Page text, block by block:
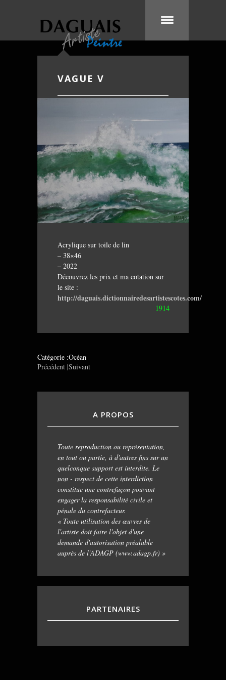
VAGUE V
Acrylique sur toile de lin
– 38×46
– 2022
Découvrez les prix et ma cotation sur
le site :
http://daguais.dictionnairedesartistescotes.com/
1914
Catégorie :Océan
Précédent |Suivant
A PROPOS
Toute reproduction ou représentation,
en tout ou partie, à d'autres fins sur un
quelconque support est interdite. Le
non - respect de cette interdiction
constitue une contrefaçon pouvant
engager la responsabilité civile et
pénale du contrefacteur.
« Toute utilisation des œuvres de
l'artiste doit faire l'objet d'une
demande d'autorisation préalable
auprès de l'ADAGP (www.adagp.fr) »
PARTENAIRES